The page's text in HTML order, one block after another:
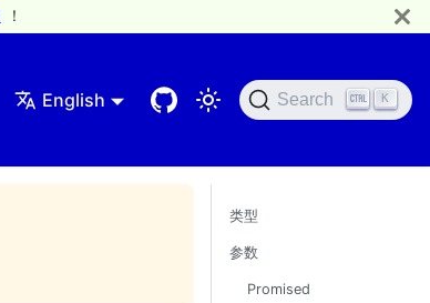
！
English Search K
类型
参数
Promised